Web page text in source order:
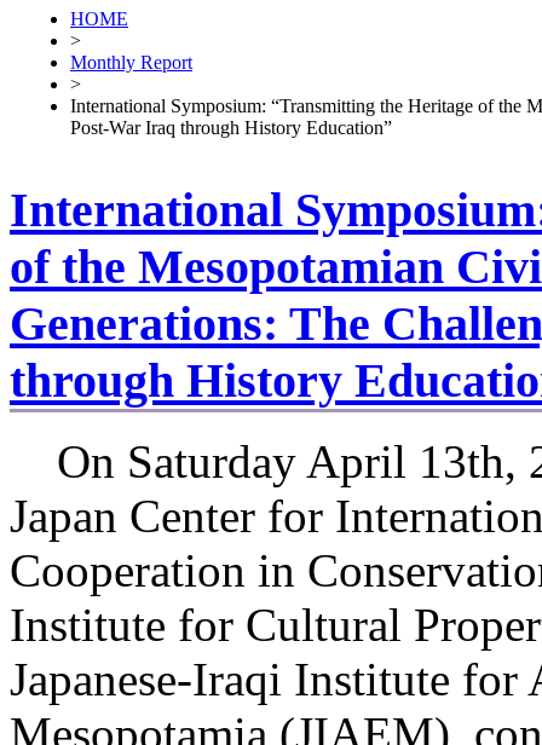
HOME
>
Monthly Report
>
International Symposium: “Transmitting the Heritage of the
Post-War Iraq through History Education”
International
of the Mesopotamian
Generations: The
through History
On Saturday April 13th,
Japan Center for
Cooperation in
Institute for Cultural
Japanese-Iraqi Institute
Mesopotamia (JIAEM),